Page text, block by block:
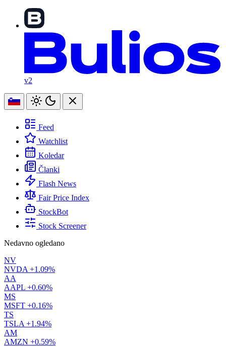
v2
Feed
Watchlist
Koledar
Članki
Flash News
Fair Price Index
StockBot
Stock Screener
Nedavno ogledano
NV
NVDA +1.09%
AA
AAPL +0.60%
MS
MSFT +0.16%
TS
TSLA +1.94%
AM
AMZN +0.59%